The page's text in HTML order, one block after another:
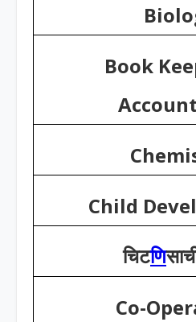
Book
Child
चिटणि
Co-